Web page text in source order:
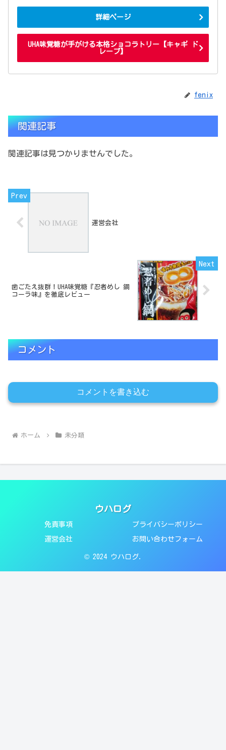
詳細ページ
UHA味覚糖が手がける本格ショコラトリー【キャギ ド
レーブ】
fenix
関連記事
関連記事は見つかりませんでした。
運営会社
歯ごたえ抜群！UHA味覚糖『忍者めし 鋼
コーラ味』を徹底レビュー
コメント
コメントを書き込む
ホーム 未分類
ウハログ
免責事項 プライバシーポリシー
運営会社 お問い合わせフォーム
© 2024 ウハログ.